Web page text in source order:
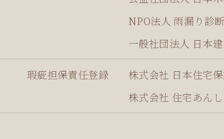
NPO法人 雨漏り診
一般社団法人 日本
瑕疵担保責任登録
株式会社 日本住宅
株式会社 住宅あん